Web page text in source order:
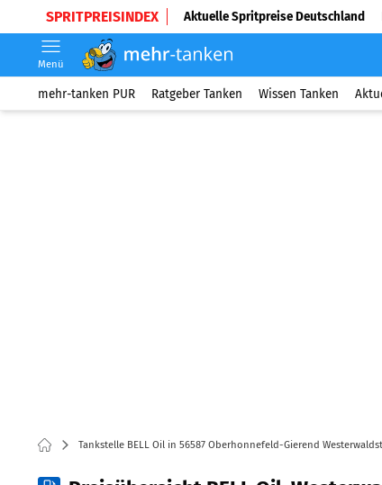
SPRITPREISINDEX Aktuelle Spritpreise Deutschland
Menü
mehr-tanken PUR Ratgeber Tanken Wissen Tanken
Tankstelle BELL Oil in 56587 Oberhonnefeld-Gierend